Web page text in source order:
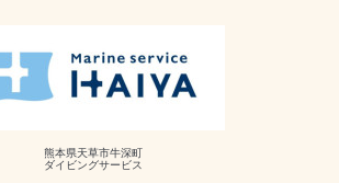
熊本県天草市牛深町
ダイビングサービス